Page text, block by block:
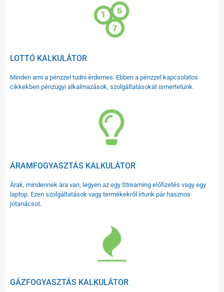
LOTTÓ KALKULÁTOR
Minden ami a pénzzel tudni érdemes. Ebben a pénzzel kapcsolatos
cikkekben pénzügyi alkalmazások, szolgáltatásokat ismertetünk.
ÁRAMFOGYASZTÁS KALKULÁTOR
Árak, mindennek ára van, legyen az egy Streaming előfizetés vagy egy
laptop. Ezen szolgáltatások vagy termékekről írtunk pár hasznos
jótanácsot.
GÁZFOGYASZTÁS KALKULÁTOR